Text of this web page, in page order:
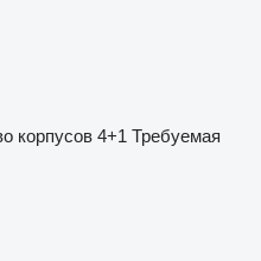
корпусов 4+1 Требуемая